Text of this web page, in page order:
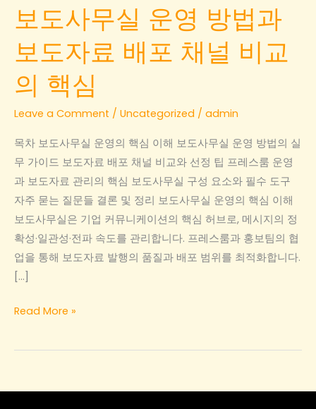
보도사무실 운영 방법과
보도자료 배포 채널 비교
의 핵심
Leave a Comment / Uncategorized / admin
목차 보도사무실 운영의 핵심 이해 보도사무실 운영 방법의 실
무 가이드 보도자료 배포 채널 비교와 선정 팁 프레스룸 운영
과 보도자료 관리의 핵심 보도사무실 구성 요소와 필수 도구
자주 묻는 질문들 결론 및 정리 보도사무실 운영의 핵심 이해
보도사무실은 기업 커뮤니케이션의 핵심 허브로, 메시지의 정
확성·일관성·전파 속도를 관리합니다. 프레스룸과 홍보팀의 협
업을 통해 보도자료 발행의 품질과 배포 범위를 최적화합니다.
[…]
보
사
Read More »